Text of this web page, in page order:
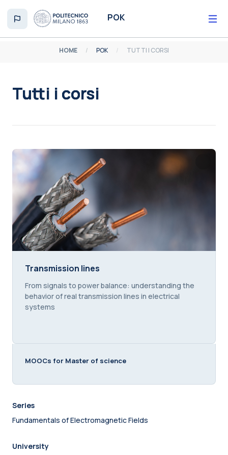
POK
HOME POK TUTTI I CORSI
Tutti i corsi
Transmission lines
Transmission lines
Course summary text:
From signals to power balance: understanding the
behavior of real transmission lines in electrical
systems
MOOCs for Master of science
Series
Fundamentals of Electromagnetic Fields
University